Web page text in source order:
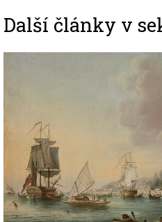
Další články v